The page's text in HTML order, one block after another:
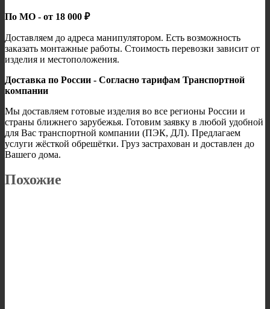
По МО - от 18 000 ₽
Доставляем до адреса манипулятором. Есть возможность
заказать монтажные работы. Стоимость перевозки зависит от
изделия и местоположения.
Доставка по России - Согласно тарифам Транспортной
компании
Мы доставляем готовые изделия во все регионы России и
страны ближнего зарубежья. Готовим заявку в любой удобной
для Вас транспортной компании (ПЭК, ДЛ). Предлагаем
услуги жёсткой обрешётки. Груз застрахован и доставлен до
Вашего дома.
Похожие